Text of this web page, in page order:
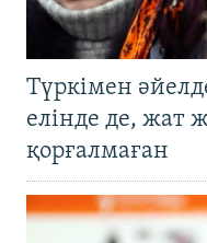
Түркімен
елінде де, жат
қорғалмаған